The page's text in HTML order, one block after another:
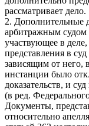
рассматривает дело.
2. Дополнительные
арбитражным судом
участвующее в
представления в
зависящим от него,
инстанции было
доказательств, и
(в ред.
Документы,
относительно